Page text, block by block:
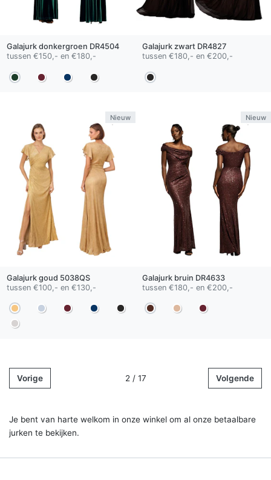
Galajurk donkergroen DR4504
tussen €150,- en €180,-
Galajurk zwartDR4827
tussen €180,- en €200,-
Nieuw
Galajurk goud 5038QS
tussen €100,- en €130,-
Nieuw
Galajurk bruin DR4633
tussen €180,- en €200,-
Vorige 2 / 17 Volgende
Je bent van harte welkom in onze winkel om al onze betaalbare
jurken te bekijken.